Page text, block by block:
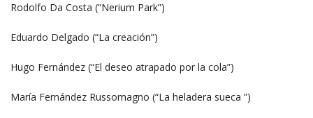
Rodolfo Da Costa (“Nerium Park”)
Eduardo Delgado (“La creación”)
Hugo Fernández (“El deseo atrapado por la cola”)
María Fernández Russomagno (“La heladera sueca ”)